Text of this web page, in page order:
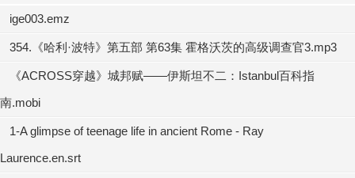
ige003.emz
354.《哈利·波特》第五部 第63集 霍格沃茨的高级调查官3.mp3
《ACROSS穿越》城邦赋——伊斯坦不二：Istanbul百科指
南.mobi
1-A glimpse of teenage life in ancient Rome - Ray
Laurence.en.srt